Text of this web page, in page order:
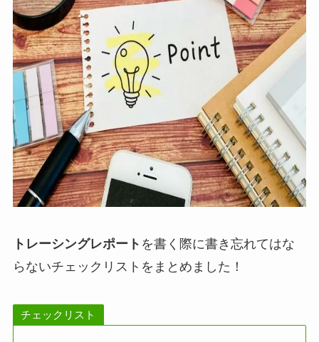
トレーシングレポート を書く際に書き忘れてはな
らないチェックリストをまとめました！
チェックリスト